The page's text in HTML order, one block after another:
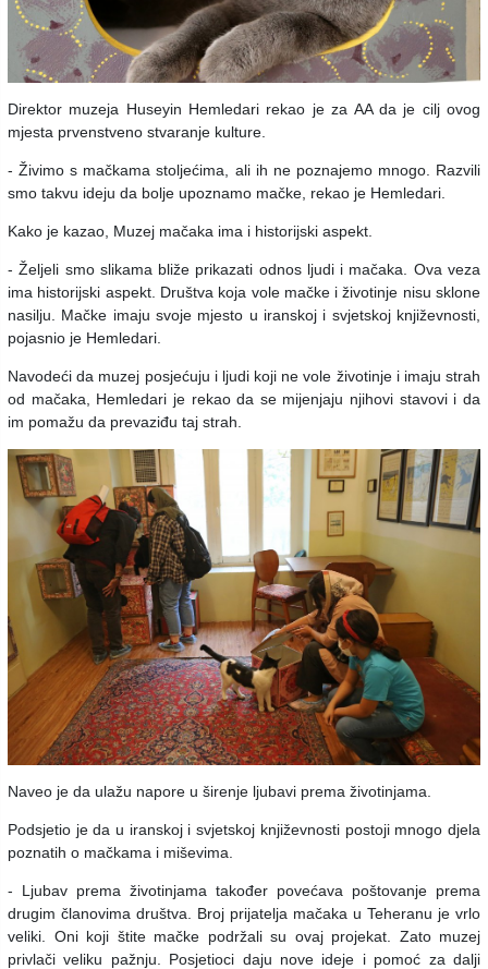
Direktor muzeja Huseyin Hemledari rekao je za AA da je cilj ovog
mjesta prvenstveno stvaranje kulture.
- Živimo s mačkama stoljećima, ali ih ne poznajemo mnogo. Razvili
smo takvu ideju da bolje upoznamo mačke, rekao je Hemledari.
Kako je kazao, Muzej mačaka ima i historijski aspekt.
- Željeli smo slikama bliže prikazati odnos ljudi i mačaka. Ova veza
ima historijski aspekt. Društva koja vole mačke i životinje nisu sklone
nasilju. Mačke imaju svoje mjesto u iranskoj i svjetskoj književnosti,
pojasnio je Hemledari.
Navodeći da muzej posjećuju i ljudi koji ne vole životinje i imaju strah
od mačaka, Hemledari je rekao da se mijenjaju njihovi stavovi i da
im pomažu da prevaziđu taj strah.
Naveo je da ulažu napore u širenje ljubavi prema životinjama.
Podsjetio je da u iranskoj i svjetskoj književnosti postoji mnogo djela
poznatih o mačkama i miševima.
- Ljubav prema životinjama također povećava poštovanje prema
drugim članovima društva. Broj prijatelja mačaka u Teheranu je vrlo
veliki. Oni koji štite mačke podržali su ovaj projekat. Zato muzej
privlači veliku pažnju. Posjetioci daju nove ideje i pomoć za dalji